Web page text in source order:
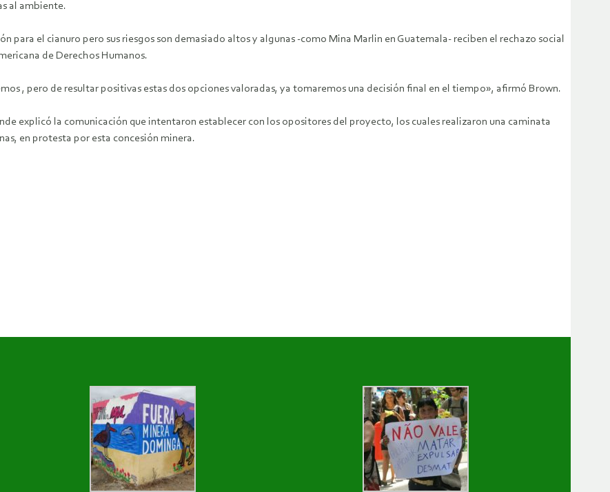
al ambiente.
para el cianuro pero sus riesgos son demasiado altos y algunas -como Mina Marlin en Guatemala- reciben el rechazo social
de Derechos Humanos.
, pero de resultar positivas estas dos opciones valoradas, ya tomaremos una decisión final en el tiempo», afirmó Brown.
explicó la comunicación que intentaron establecer con los opositores del proyecto, los cuales realizaron una caminata
en protesta por esta concesión minera.